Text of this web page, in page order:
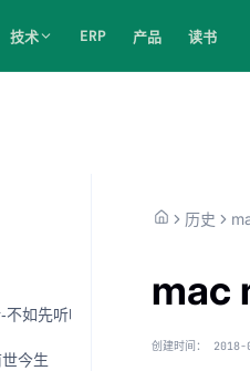
技术 ERP 产品 读书
如先听听老司机的建议
今生
历史
mac
创建时间：